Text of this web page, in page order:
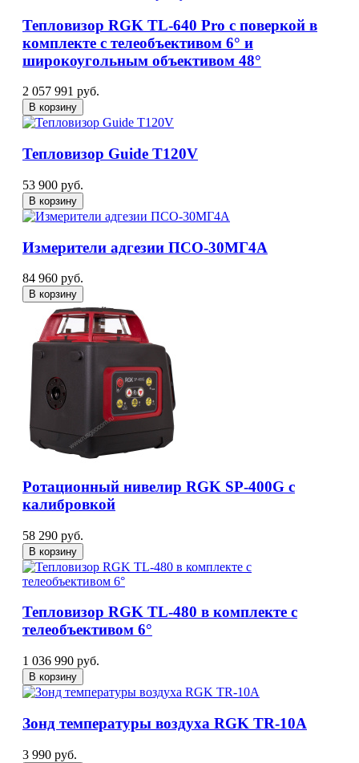
Тепловизор RGK TL-640 Pro с поверкой в
комплекте с телеобъективом 6° и
широкоугольным объективом 48°
2 057 991 руб.
В корзину
Тепловизор Guide T120V
53 900 руб.
В корзину
Измерители адгезии ПСО-30МГ4А
84 960 руб.
В корзину
Ротационный нивелир RGK SP-400G с
калибровкой
58 290 руб.
В корзину
Тепловизор RGK TL-480 в комплекте с
телеобъективом 6°
1 036 990 руб.
В корзину
Зонд температуры воздуха RGK TR-10A
3 990 руб.